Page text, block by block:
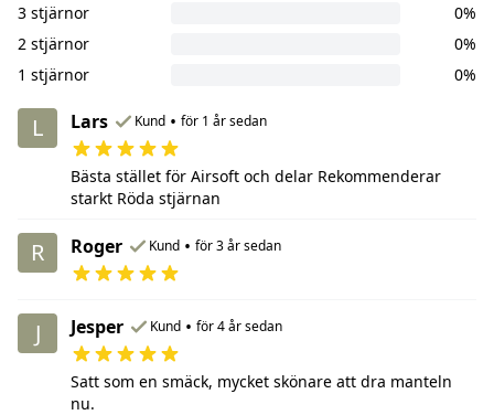
3 stjärnor
0%
2 stjärnor
0%
1 stjärnor
0%
L Lars Kund • för 1 år sedan
Bästa stället för Airsoft och delar Rekommenderar
starkt Röda stjärnan
R Roger Kund • för 3 år sedan
J Jesper Kund • för 4 år sedan
Satt som en smäck, mycket skönare att dra manteln
nu.